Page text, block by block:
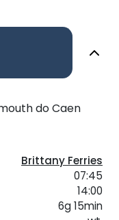
do Caen
Brittany Ferries
07:45
14:00
6g 15min